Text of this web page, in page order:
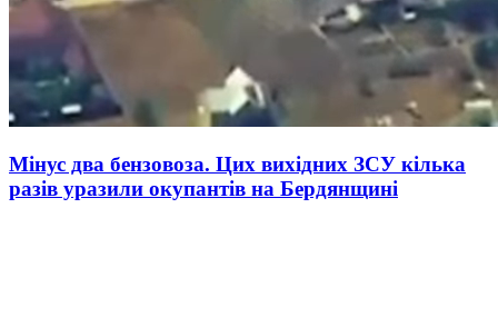
Мінус два бензовоза. Цих вихідних ЗСУ кілька
разів уразили окупантів на Бердянщині